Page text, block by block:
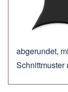
abgerundet,
Schnittmuster